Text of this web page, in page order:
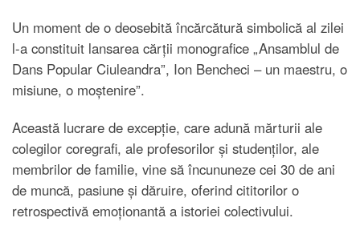
Un moment de o deosebită încărcătură simbolică al zilei
l-a constituit lansarea cărții monografice „Ansamblul de
Dans Popular Ciuleandra”, Ion Bencheci – un maestru, o
misiune, o moștenire”.
Această lucrare de excepție, care adună mărturii ale
colegilor coregrafi, ale profesorilor și studenților, ale
membrilor de familie, vine să încununeze cei 30 de ani
de muncă, pasiune și dăruire, oferind cititorilor o
retrospectivă emoționantă a istoriei colectivului.